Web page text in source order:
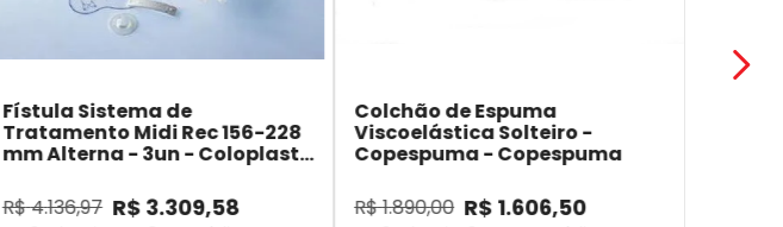
Fístula Sistema de
Tratamento Midi Rec 156-228
mm Alterna - 3un - Coloplast
R$4.136,97 R$ 3.309,58
Colchão de Espuma
Viscoelástica Solteiro -
Copespuma- Copespuma
R$1.890,00 R$ 1.606,50